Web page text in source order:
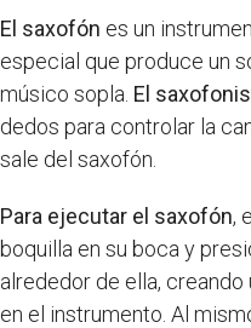
El saxofón es un
especial que produce un
músico sopla. El
dedos para controlar la
sale del saxofón.
Para ejecutar el saxofón,
boquilla en su boca y
alrededor de ella,
en el instrumento. Al